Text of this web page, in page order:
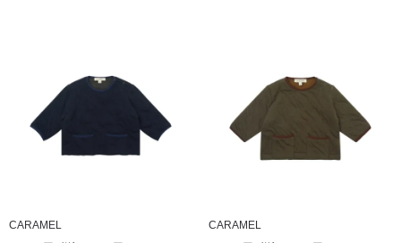
CARAMEL
CARAMEL